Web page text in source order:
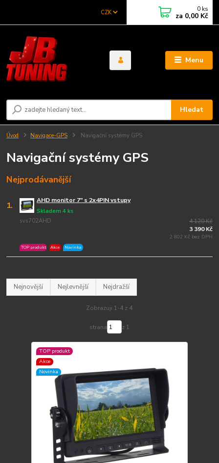
Menu
CZK
Hledat
0 ks
za 0,00 Kč
Úvod Navigace-GPS Navigační systémy GPS
Navigační systémy GPS
Nejprodávanější
1. AHD monitor 7" s 2x4PIN vstupy
svs702AHD
Skladem 4 ks
TOP produkt Akce Novinka
4 120 Kč
3 390 Kč
2 802 Kč bez DPH
Nejnovější Nejlevnější Nejdražší
Zobrazuji 1-4 z 4
strana z 1
TOP produkt
Akce
Novinka